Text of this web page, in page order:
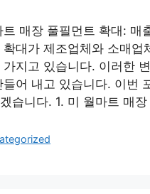
트 매장 풀필먼트 확대: 매
확대가 제조업체와 소매
가지고 있습니다. 이러한
들어 내고 있습니다. 이번
습니다. 1. 미 월마트 매